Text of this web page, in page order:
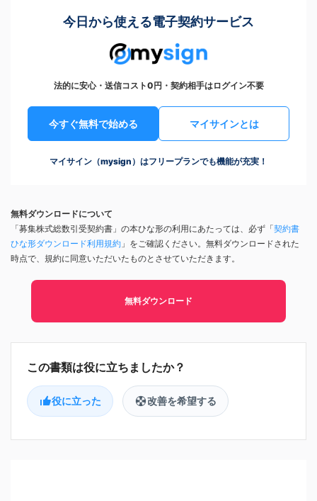
今日から使える電子契約サービス
法的に安心・送信コスト0円・契約相手はログイン不要
今すぐ無料で始める マイサインとは
マイサイン（mysign）はフリープランでも機能が充実！
無料ダウンロードについて
「募集株式総数引受契約書」の本ひな形の利用にあたっては、必ず「契約書
ひな形ダウンロード利用規約 」をご確認ください。無料ダウンロードされた
時点で、規約に同意いただいたものとさせていただきます。
無料ダウンロード
役に立った 改善を希望する